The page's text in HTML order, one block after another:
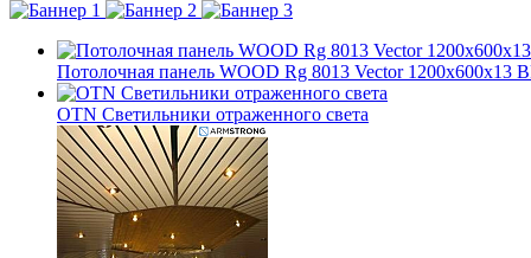
Потолочная панель WOOD Rg 8013 Vector 1200x600x13
OTN Светильники отраженного света